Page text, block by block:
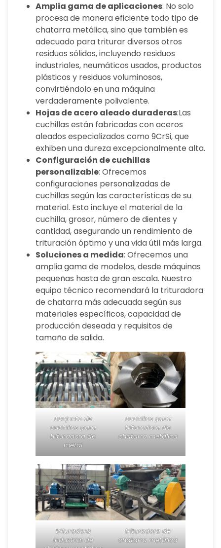
Amplia gama de aplicaciones: No solo
procesa de manera eficiente todo tipo de
chatarra metálica, sino que también es
adecuado para triturar diversos otros
residuos sólidos, incluyendo residuos
industriales, neumáticos usados, productos
plásticos y residuos voluminosos,
convirtiéndolo en una máquina
verdaderamente polivalente.
Hojas de acero aleado duraderas:Las
cuchillas están fabricadas con aceros
aleados especializados como 9CrSi, que
exhiben una dureza excepcionalmente alta.
Configuración de cuchillas
personalizable: Ofrecemos
configuraciones personalizadas de
cuchillas según las características de su
material. Esto incluye el material de la
cuchilla, grosor, número de dientes y
cantidad, asegurando un rendimiento de
trituración óptimo y una vida útil más larga.
Soluciones a medida: Ofrecemos una
amplia gama de modelos, desde máquinas
pequeñas hasta de gran escala. Nuestro
equipo técnico recomendará la trituradora
de chatarra más adecuada según sus
materiales específicos, capacidad de
producción deseada y requisitos de
tamaño de salida.
conjunto de
cuchillas para
trituradora de
metal
cuchillas para
trituradora de
chatarra metálica
trituradora
industrial de
trituradora de
chatarra metálica